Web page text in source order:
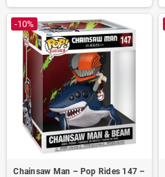
-10%
Chainsaw Man – Pop Rides 147 –